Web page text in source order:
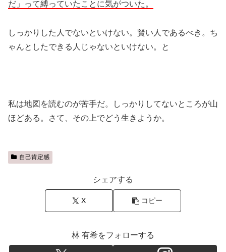
だ」って縛っていたことに気がついた。
しっかりした人でないといけない。賢い人であるべき。ち
ゃんとしたできる人じゃないといけない。と
私は地図を読むのが苦手だ。しっかりしてないところが山
ほどある。さて、その上でどう生きようか。
自己肯定感
シェアする
X コピー
林 有希をフォローする